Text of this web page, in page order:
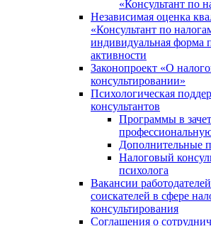
«Консультант по
Независимая оценка
«Консультант по
индивидуальная форма
активности
Законопроект «О
консультировании»
Психологическая
консультантов
Программы в
Дополнительные
Налоговый
психолога
Вакансии
соискателей в сфере
консультирования
Соглашения о